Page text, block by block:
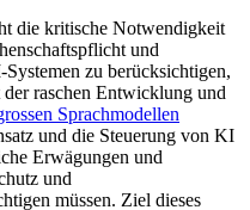
die kritische Notwendigkeit
und
zu berücksichtigen,
raschen Entwicklung und
Sprachmodellen
und die Steuerung von KI
Erwägungen und
und
müssen. Ziel dieses